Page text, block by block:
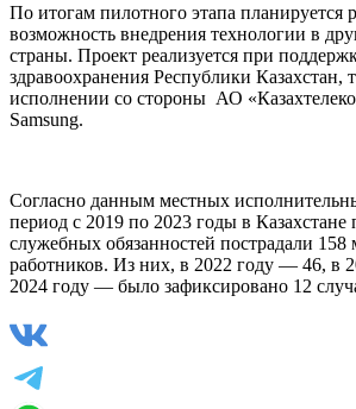
По итогам пилотного этапа планируется
возможность внедрения технологии в
страны. Проект реализуется при
здравоохранения Республики Казахстан,
исполнении со стороны АО
Samsung.
Согласно данным местных
период с 2019 по 2023 годы в
служебных обязанностей пострадали
работников. Из них, в 2022 году — 46, в
2024 году — было зафиксировано 12